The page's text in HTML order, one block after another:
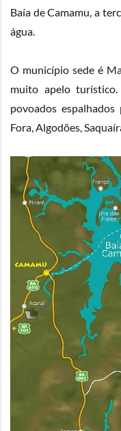
Baía de Camamu, a
água.
O município sede é
muito apelo
povoados
Fora, Algodões,